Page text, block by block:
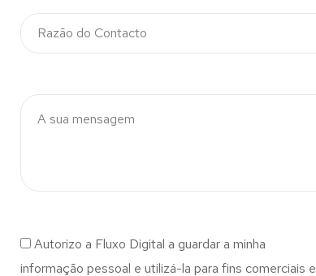
Autorizo a Fluxo Digital a guardar a minha
informação pessoal e utilizá-la para fins comerciais e